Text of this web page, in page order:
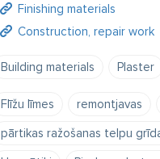
Finishing materials
Construction, repair work
Building materials Plaster
Flīžu līmes remontjavas
pārtikas ražošanas telpu